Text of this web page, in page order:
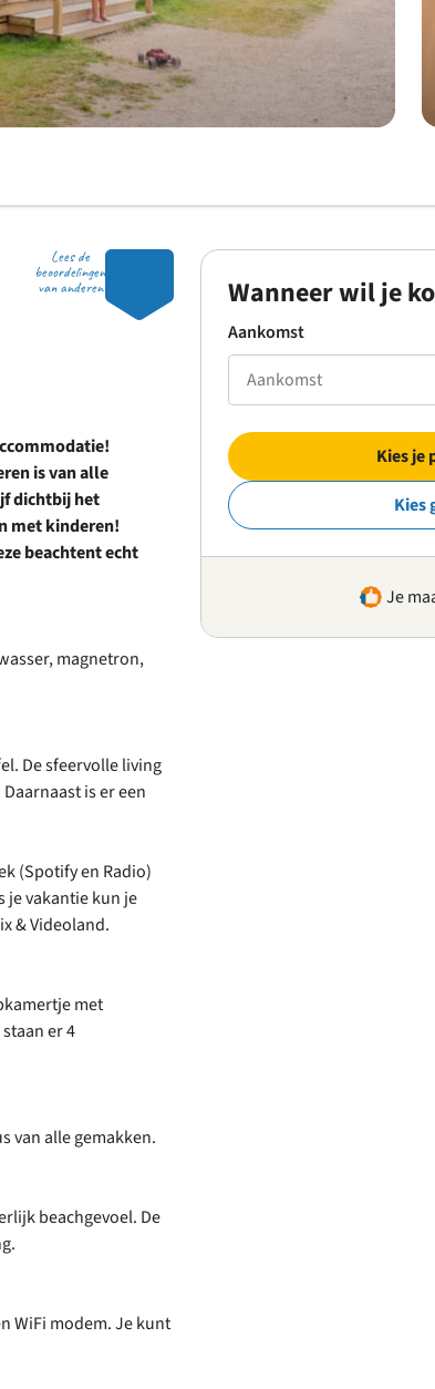
Lees de
beoordelingen
van anderen
is van alle
dichtbij het
met kinderen!
beachtent echt
magnetron,
De sfeervolle living
is er een
(Spotify en Radio)
je vakantie kun je
& Videoland.
met
er 4
van alle gemakken.
beachgevoel. De
WiFi modem. Je kunt
Wanneer wil je
Aankomst
Kies je
Kies
Je